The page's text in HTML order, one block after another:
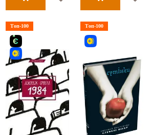
Топ-100 Топ-100